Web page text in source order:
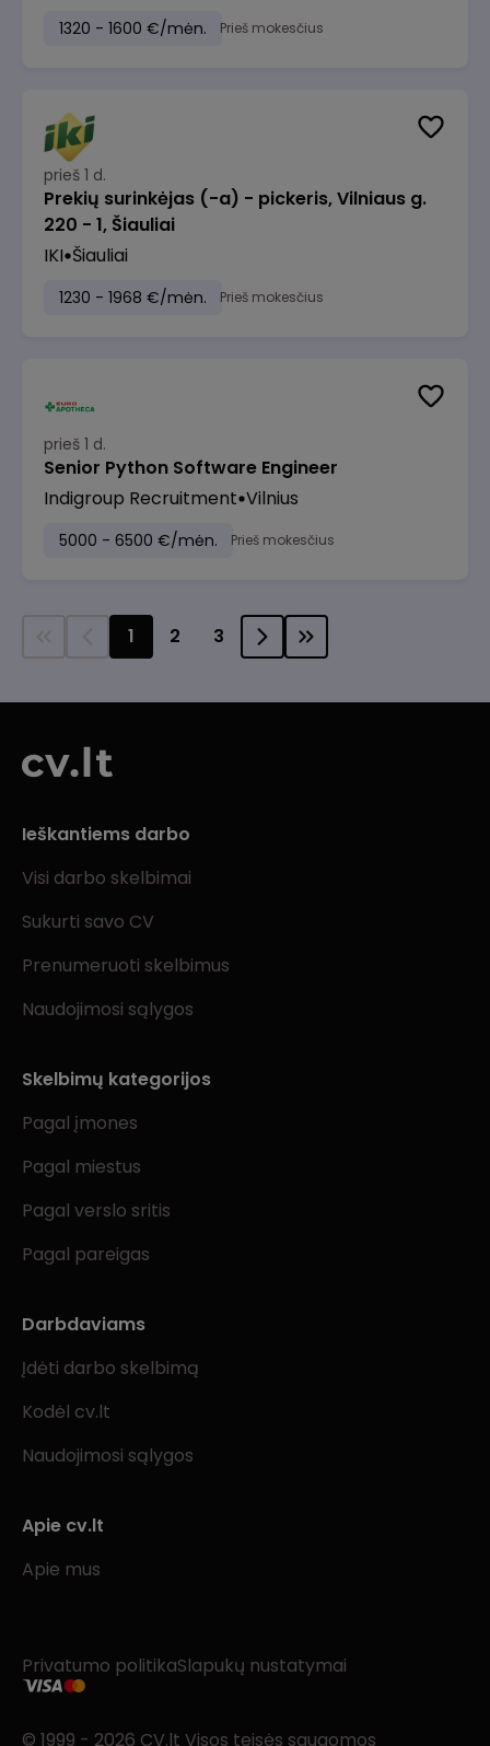
1320 - 1600 €/mėn. Prieš mokesčius
prieš 1 d.
Prekių surinkėjas (-a) - pickeris, Vilniaus g.
220 - 1, Šiauliai
IKI Šiauliai
1230 - 1968 €/mėn. Prieš mokesčius
prieš 1 d.
Senior Python Software Engineer
Indigroup Recruitment Vilnius
5000 - 6500 €/mėn. Prieš mokesčius
1 2 3
Ieškantiems darbo
Visi darbo skelbimai
Sukurti savo CV
Prenumeruoti skelbimus
Naudojimosi sąlygos
Skelbimų kategorijos
Pagal įmones
Pagal miestus
Pagal verslo sritis
Pagal pareigas
Darbdaviams
Įdėti darbo skelbimą
Kodėl cv.lt
Naudojimosi sąlygos
Apie cv.lt
Apie mus
Privatumo politikaSlapukų nustatymai
© 1999 - 2026 CV.lt Visos teisės saugomos